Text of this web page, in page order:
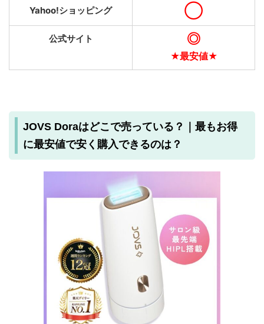
Yahoo!ショッピング ◯
公式サイト ◎
★最安値★
JOVS Doraはどこで売っている？｜最もお得
に最安値で安く購入できるのは？